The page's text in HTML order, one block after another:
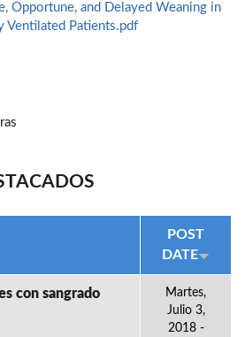
Opportune, and Delayed Weaning in
Ventilated Patients.pdf
POST
DATE
con sangrado
Martes,
Julio 3,
2018 -